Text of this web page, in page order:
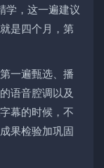
学，这一遍建议
是四个月，第
一遍甄选、播
语音腔调以及
幕的时候，不
果检验加巩固